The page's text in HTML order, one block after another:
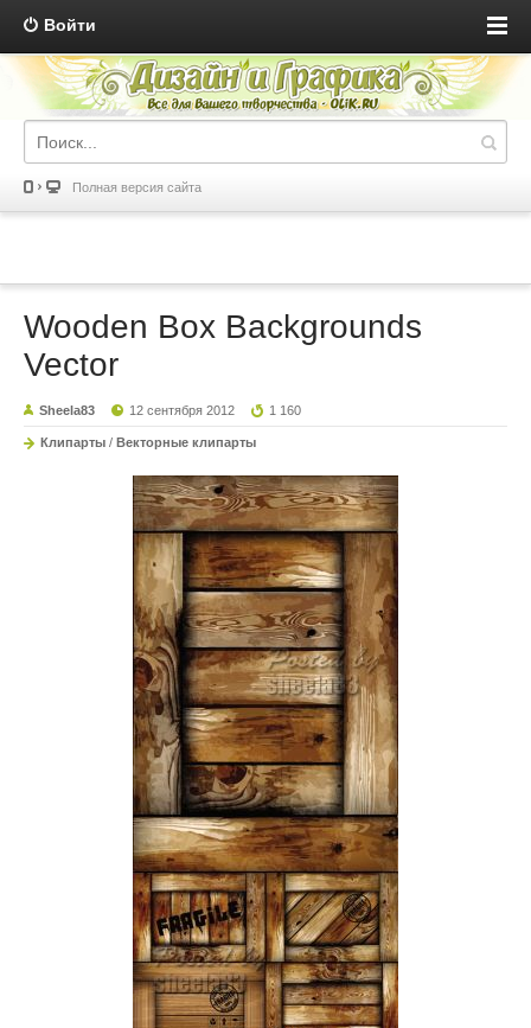
Войти
Полная версия сайта
Wooden Box Backgrounds
Vector
Sheela83 12 сентября 2012 1 160
Клипарты / Векторные клипарты